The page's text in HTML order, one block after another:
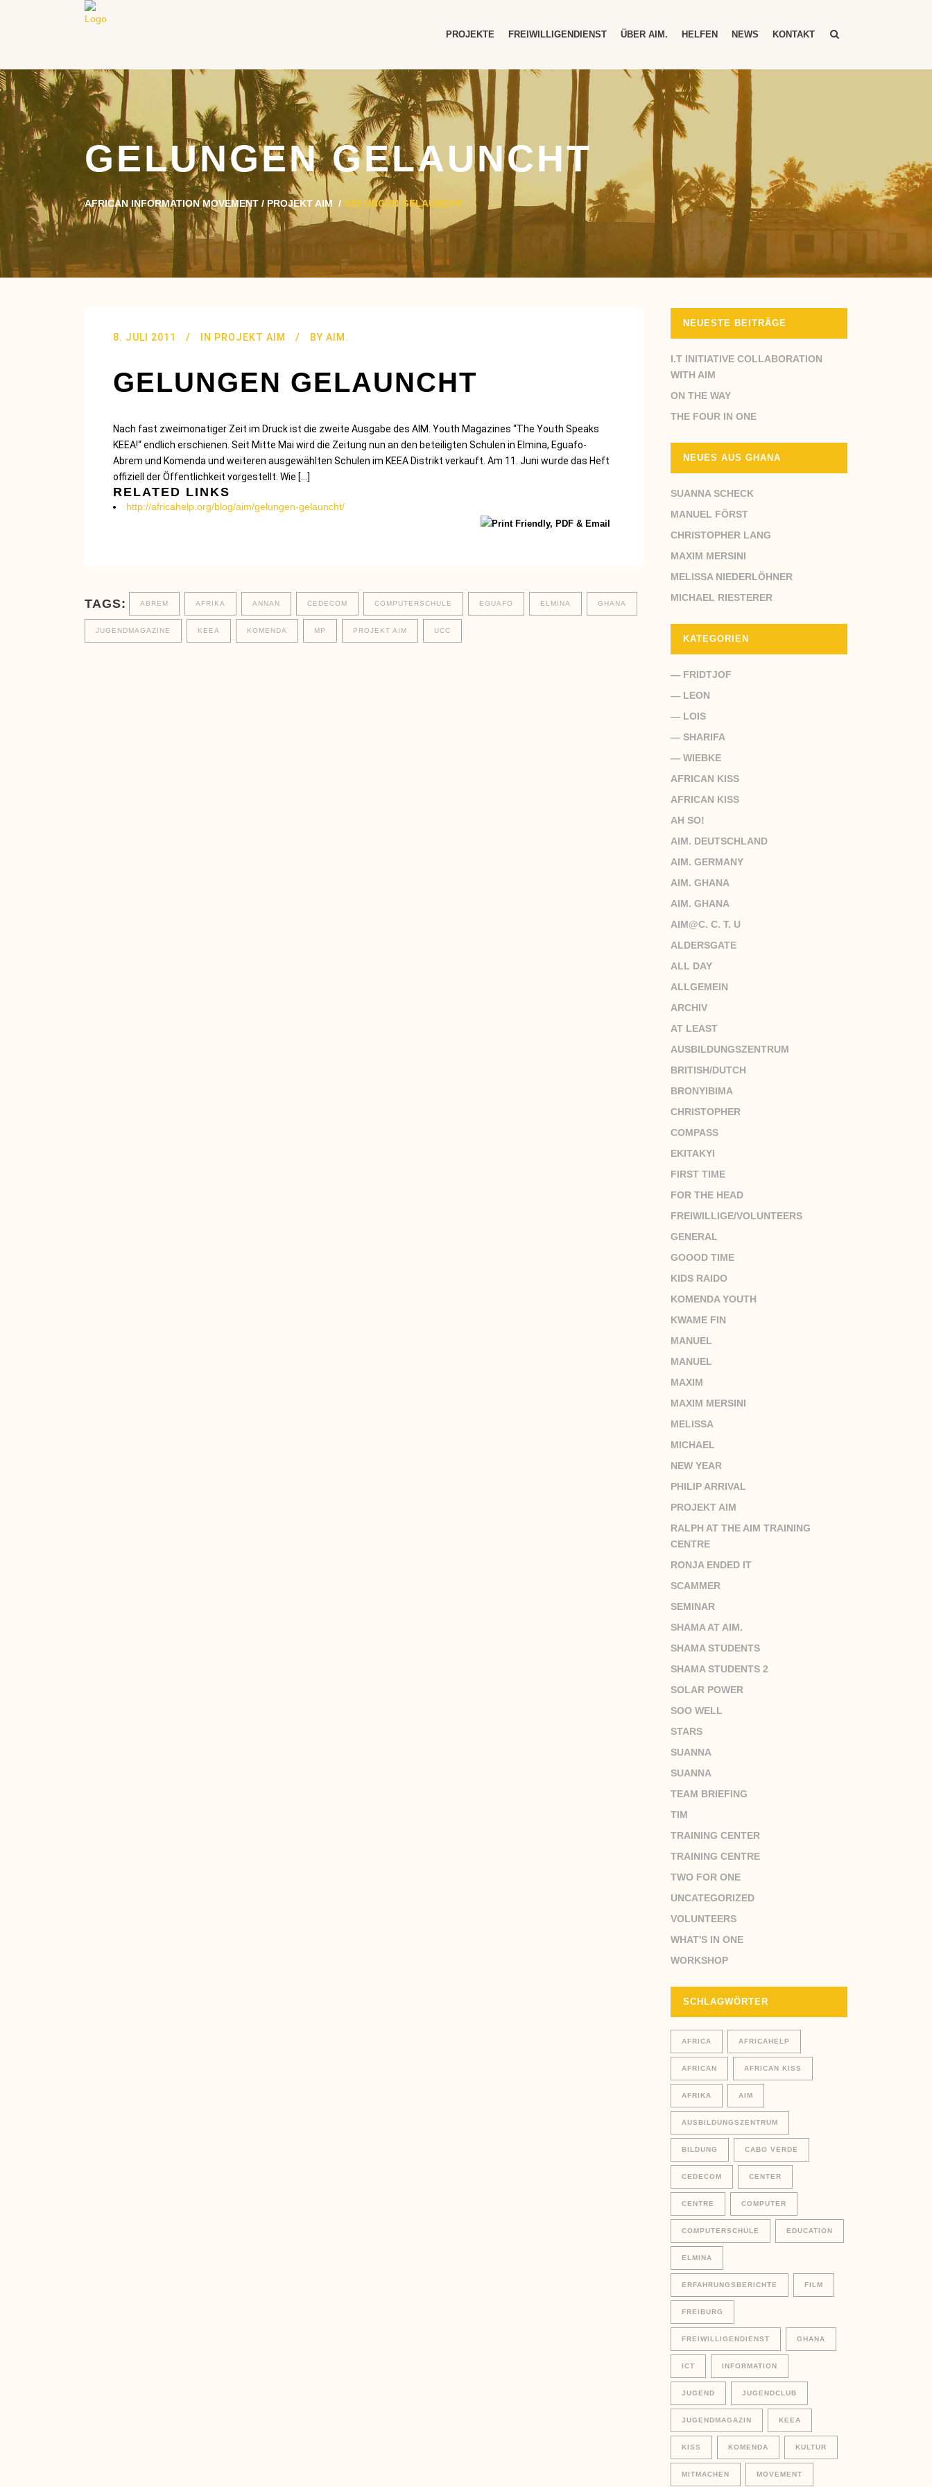
PROJEKTE FREIWILLIGENDIENST ÜBER AIM. HELFEN NEWS KONTAKT
GELUNGEN GELAUNCHT
AFRICAN INFORMATION MOVEMENT / PROJEKT AIM / GELUNGEN GELAUNCHT
8. JULI 2011 IN PROJEKT AIM BY AIM.
GELUNGEN GELAUNCHT
Nach fast zweimonatiger Zeit im Druck ist die zweite Ausgabe des AIM. Youth Magazines “The Youth Speaks
KEEA!“ endlich erschienen. Seit Mitte Mai wird die Zeitung nun an den beteiligten Schulen in Elmina, Eguafo-
Abrem und Komenda und weiteren ausgewählten Schulen im KEEA Distrikt verkauft. Am 11. Juni wurde das Heft
offiziell der Öffentlichkeit vorgestellt. Wie […]
RELATED LINKS
http://africahelp.org/blog/aim/gelungen-gelauncht/
TAGS: ABREM AFRIKA ANNAN CEDECOM COMPUTERSCHULE EGUAFO ELMINA GHANA
JUGENDMAGAZINE KEEA KOMENDA MP PROJEKT AIM UCC
NEUESTE BEITRÄGE
I.T INITIATIVE COLLABORATION
WITH AIM
ON THE WAY
THE FOUR IN ONE
NEUES AUS GHANA
SUANNA SCHECK
MANUEL FÖRST
CHRISTOPHER LANG
MAXIM MERSINI
MELISSA NIEDERLÖHNER
MICHAEL RIESTERER
KATEGORIEN
— FRIDTJOF
— LEON
— LOIS
— SHARIFA
— WIEBKE
AFRICAN KISS
AFRICAN KISS
AH SO!
AIM. DEUTSCHLAND
AIM. GERMANY
AIM. GHANA
AIM. GHANA
AIM@C. C. T. U
ALDERSGATE
ALL DAY
ALLGEMEIN
ARCHIV
AT LEAST
AUSBILDUNGSZENTRUM
BRITISH/DUTCH
BRONYIBIMA
CHRISTOPHER
COMPASS
EKITAKYI
FIRST TIME
FOR THE HEAD
FREIWILLIGE/VOLUNTEERS
GENERAL
GOOOD TIME
KIDS RAIDO
KOMENDA YOUTH
KWAME FIN
MANUEL
MANUEL
MAXIM
MAXIM MERSINI
MELISSA
MICHAEL
NEW YEAR
PHILIP ARRIVAL
PROJEKT AIM
RALPH AT THE AIM TRAINING
CENTRE
RONJA ENDED IT
SCAMMER
SEMINAR
SHAMA AT AIM.
SHAMA STUDENTS
SHAMA STUDENTS 2
SOLAR POWER
SOO WELL
STARS
SUANNA
SUANNA
TEAM BRIEFING
TIM
TRAINING CENTER
TRAINING CENTRE
TWO FOR ONE
UNCATEGORIZED
VOLUNTEERS
WHAT'S IN ONE
WORKSHOP
SCHLAGWÖRTER
AFRICA AFRICAHELP
AFRICAN AFRICAN KISS
AFRIKA AIM
AUSBILDUNGSZENTRUM
BILDUNG CABO VERDE
CEDECOM CENTER
CENTRE COMPUTER
COMPUTERSCHULE EDUCATION
ELMINA
ERFAHRUNGSBERICHTE FILM
FREIBURG
FREIWILLIGENDIENST GHANA
ICT INFORMATION
JUGEND JUGENDCLUB
JUGENDMAGAZIN KEEA
KISS KOMENDA KULTUR
MITMACHEN MOVEMENT